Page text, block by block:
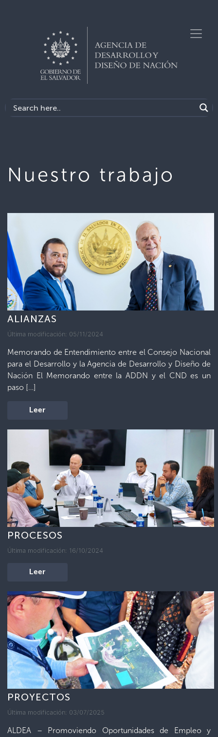
Nuestro trabajo
ALIANZAS
Última modificación: 05/11/2024
Memorando de Entendimiento entre el Consejo Nacional
para el Desarrollo y la Agencia de Desarrollo y Diseño de
Nación El Memorando entre la ADDN y el CND es un
paso […]
Leer
PROCESOS
Última modificación: 16/10/2024
Leer
PROYECTOS
Última modificación: 03/07/2025
ALDEA – Promoviendo Oportunidades de Empleo y